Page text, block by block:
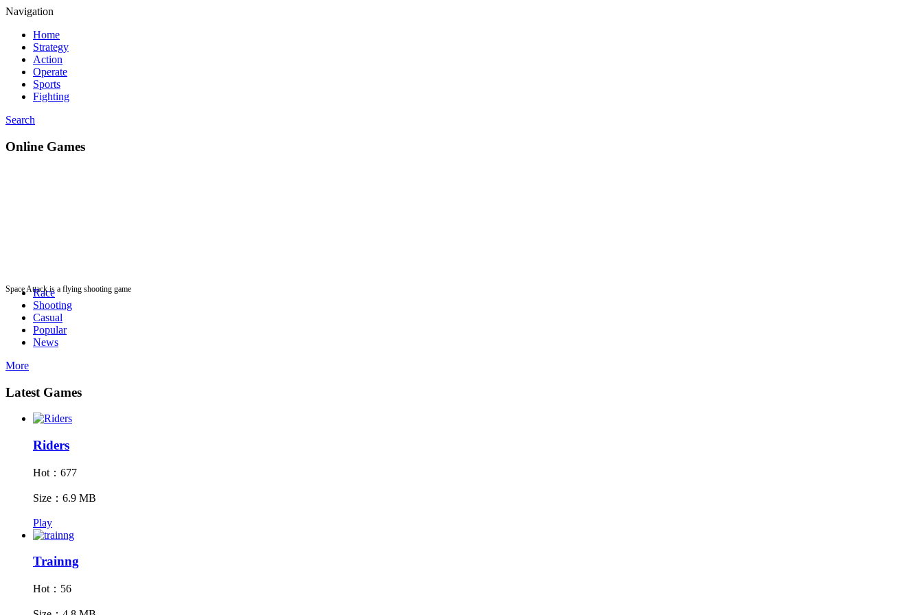
Navigation
Home
Strategy
Action
Operate
Sports
Fighting
Search
Online Games
Space Attack is a flying shooting game
Race
Shooting
Casual
Popular
News
More
Latest Games
Riders
Hot：677
Size：6.9 MB
Play
Trainng
Hot：56